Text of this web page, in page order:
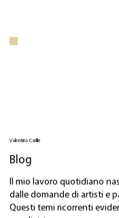
Valentina Carlile
Blog
Il mio lavoro quotidiano
dalle domande di artisti e
Questi temi ricorrenti